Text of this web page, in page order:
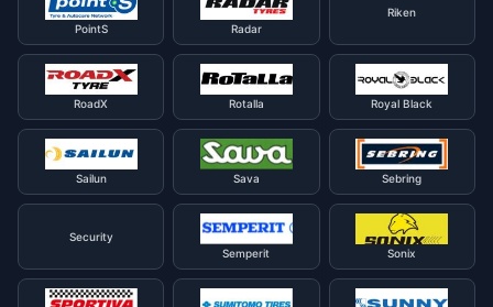
PointS Radar
Riken
RoadX Rotalla Royal Black
Sailun Sava Sebring
Security
Semperit
Sonix